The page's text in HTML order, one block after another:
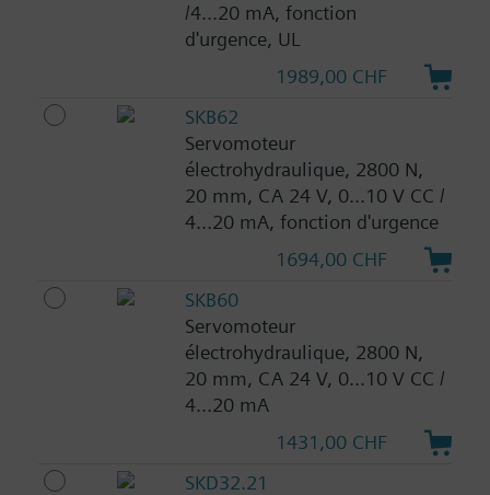
/4...20 mA, fonction
d'urgence, UL
1989,00 CHF
SKB62
Servomoteur
électrohydraulique, 2800 N,
20 mm, CA 24 V, 0...10 V CC /
4...20 mA, fonction d'urgence
1694,00 CHF
SKB60
Servomoteur
électrohydraulique, 2800 N,
20 mm, CA 24 V, 0...10 V CC /
4...20 mA
1431,00 CHF
SKD32.21